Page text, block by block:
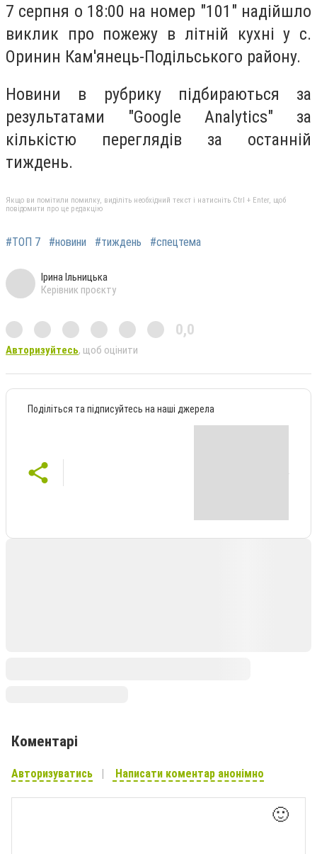
7 серпня о 18:00 на номер "101" надійшло
виклик про пожежу в літній кухні у с.
Оринин Кам'янець-Подільського району.
Новини в рубрику підбираються за
результатами "Google Analytics" за
кількістю переглядів за останній
тиждень.
Якщо ви помітили помилку, виділіть необхідний текст і натисніть Ctrl + Enter, щоб
повідомити про це редакцію
#ТОП 7 #новини #тиждень #спецтема
Ірина Ільницька
Керівник проєкту
0,0
Авторизуйтесь, щоб оцінити
Поділіться та підписуйтесь на наші джерела
Коментарі
Авторизуватись Написати коментар анонімно
🙂